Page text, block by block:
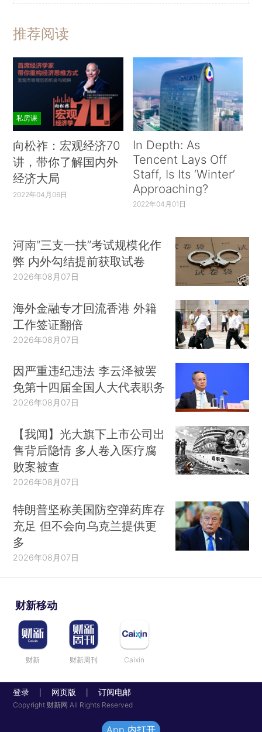
推荐阅读
私房课
向松祚：宏观经济70
讲，带你了解国内外
经济大局
2022年04月06日
In Depth: As
Tencent Lays Off
Staff, Is Its ‘Winter’
Approaching?
2022年04月01日
河南“三支一扶”考试规模化作
弊 内外勾结提前获取试卷
2026年08月07日
海外金融专才回流香港 外籍
工作签证翻倍
2026年08月07日
因严重违纪违法 李云泽被罢
免第十四届全国人大代表职务
2026年08月07日
【我闻】光大旗下上市公司出
售背后隐情 多人卷入医疗腐
败案被查
2026年08月07日
特朗普坚称美国防空弹药库存
充足 但不会向乌克兰提供更
多
2026年08月07日
财新移动
财新 财新周刊 Caixin
登录 网页版 订阅电邮
Copyright 财新网 All Rights Reserved
App 内打开